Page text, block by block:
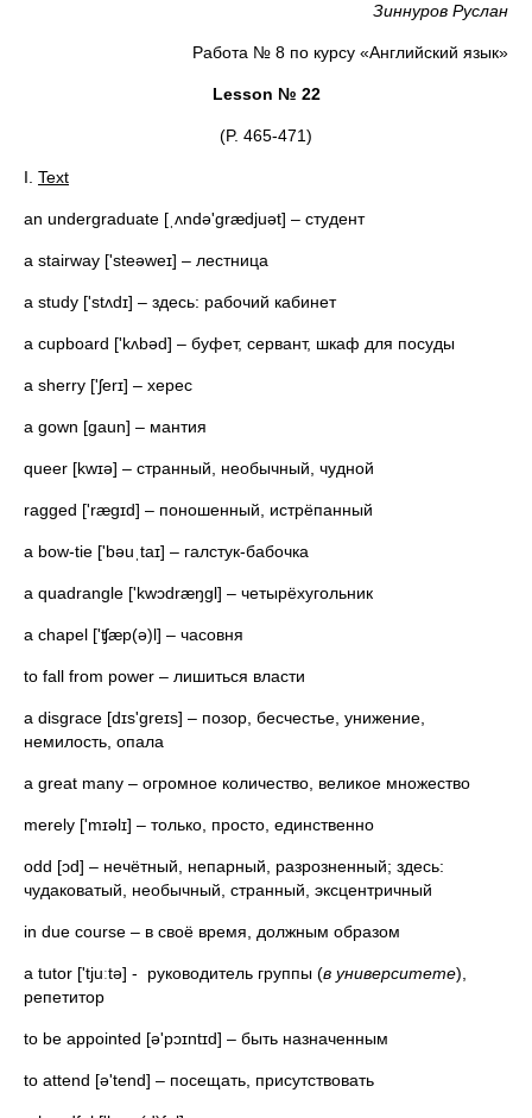
Зиннуров Руслан
Работа № 8 по курсу «Английский язык»
Lesson № 22
(P. 465-471)
I. Text
an undergraduate [ˌʌndə'grædjuət] – студент
a stairway ['steəweɪ] – лестница
a study ['stʌdɪ] – здесь: рабочий кабинет
a cupboard ['kʌbəd] – буфет, сервант, шкаф для посуды
a sherry ['ʃerɪ] – херес
a gown [gaun] – мaнтия
queer [kwɪə] – странный, необычный, чудной
ragged ['rægɪd] – поношенный, истрёпанный
a bow-tie ['bəuˌtaɪ] – галстук-бабочка
a quadrangle ['kwɔdræŋgl] – четырёхугольник
a chapel ['ʧæp(ə)l] – часовня
to fall from power – лишиться власти
a disgrace [dɪs'greɪs] – позор, бесчестье, унижение,
немилость, опала
a great many – огромное количество, великое множество
merely ['mɪəlɪ] – только, просто, единственно
odd [ɔd] – нечётный, непарный, разрозненный; здесь:
чудаковатый, необычный, странный, эксцентричный
in due course – в своё время, должным образом
a tutor ['tjuːtə] - руководитель группы (в университете),
репетитор
to be appointed [ə'pɔɪntɪd] – быть назначенным
to attend [ə'tend] – посещать, присутствовать